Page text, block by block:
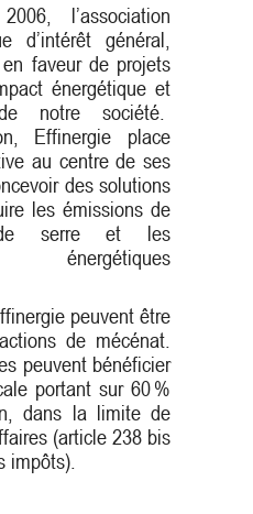
l’association
d’intérêt général,
faveur de projets
énergétique et
notre société.
Effinergie place
au centre de ses
des solutions
les émissions de
serre et les
énergétiques
peuvent être
de mécénat.
peuvent bénéficier
portant sur 60 %
dans la limite de
(article 238 bis
impôts).